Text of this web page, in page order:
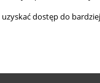
dostęp do